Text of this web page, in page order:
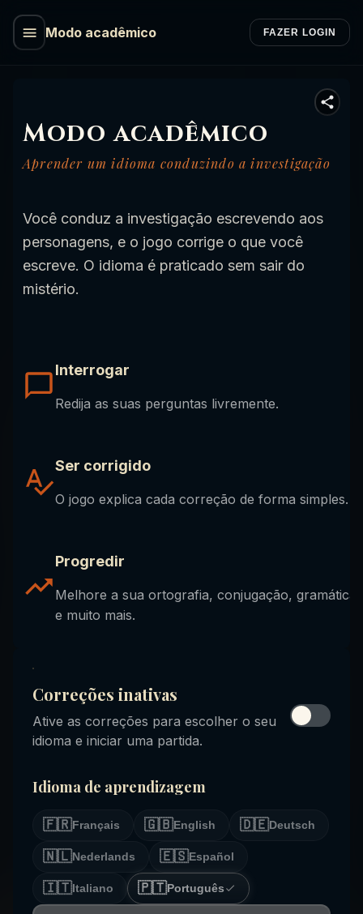
Modo acadêmico FAZER LOGIN
Modo acadêmico
Aprender um idioma conduzindo a investigação
Você conduz a investigação escrevendo aos
personagens, e o jogo corrige o que você
escreve. O idioma é praticado sem sair do
mistério.
Interrogar
Redija as suas perguntas livremente.
Ser corrigido
O jogo explica cada correção de forma simples.
Progredir
Melhore a sua ortografia, conjugação, gramática
e muito mais.
Correções inativas
Ative as correções para escolher o seu
idioma e iniciar uma partida.
Idioma de aprendizagem
🇫🇷Français 🇬🇧English 🇩🇪Deutsch
🇳🇱Nederlands 🇪🇸Español
🇮🇹Italiano 🇵🇹Português